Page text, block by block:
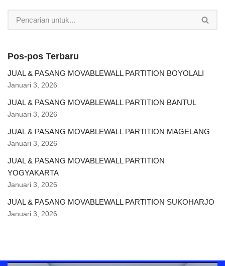
Pos-pos Terbaru
JUAL & PASANG MOVABLEWALL PARTITION BOYOLALI
Januari 3, 2026
JUAL & PASANG MOVABLEWALL PARTITION BANTUL
Januari 3, 2026
JUAL & PASANG MOVABLEWALL PARTITION MAGELANG
Januari 3, 2026
JUAL & PASANG MOVABLEWALL PARTITION
YOGYAKARTA
Januari 3, 2026
JUAL & PASANG MOVABLEWALL PARTITION SUKOHARJO
Januari 3, 2026